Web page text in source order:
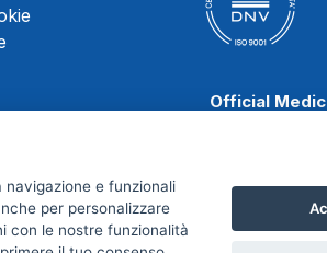
e funzionali
per personalizzare
con le nostre funzionalità
Official
Scafati Basket